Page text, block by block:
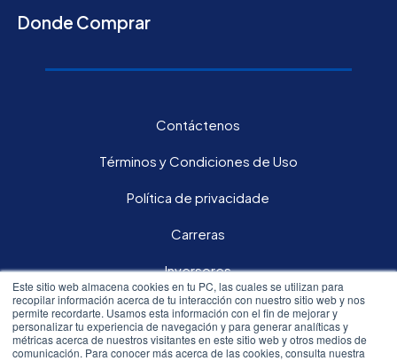
Este sitio web almacena cookies en tu PC, las cuales se utilizan para
recopilar información acerca de tu interacción con nuestro sitio web y nos
permite recordarte. Usamos esta información con el fin de mejorar y
personalizar tu experiencia de navegación y para generar analíticas y
métricas acerca de nuestros visitantes en este sitio web y otros medios de
comunicación. Para conocer más acerca de las cookies, consulta nuestra
Donde Comprar
Contáctenos
Términos y Condiciones de Uso
Política de privacidade
Carreras
Inversores
Síguenos en nuestras redes sociales: